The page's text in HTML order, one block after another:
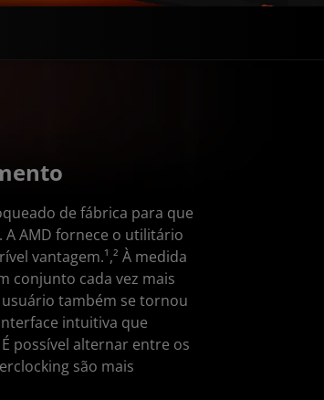
de fábrica para que
AMD fornece o utilitário
vantagem.¹,² À medida
conjunto cada vez mais
também se tornou
intuitiva que
possível alternar entre os
são mais